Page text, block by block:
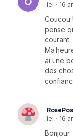
iel · 16
Coucou
pense
courant.
ai une
des
iel · 16
Bonjour